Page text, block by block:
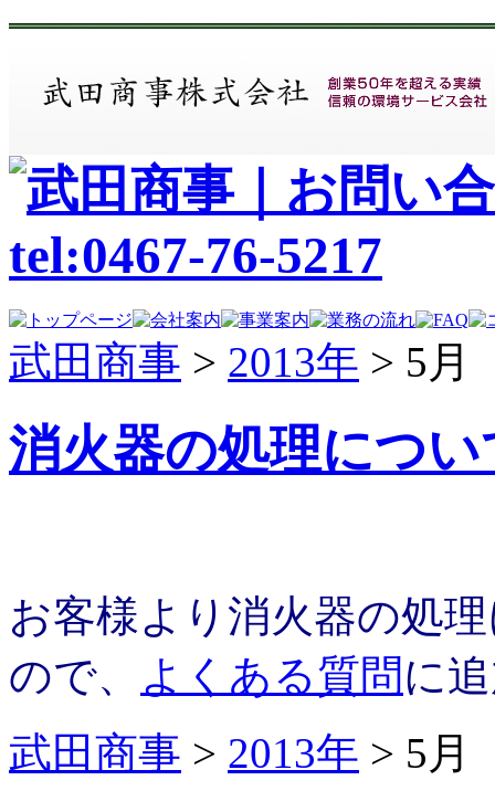
武田商事 > 2013年 > 5月
消火器の処理につい
お客様より消火器の処
ので、
よくある質問に
武田商事 > 2013年 > 5月